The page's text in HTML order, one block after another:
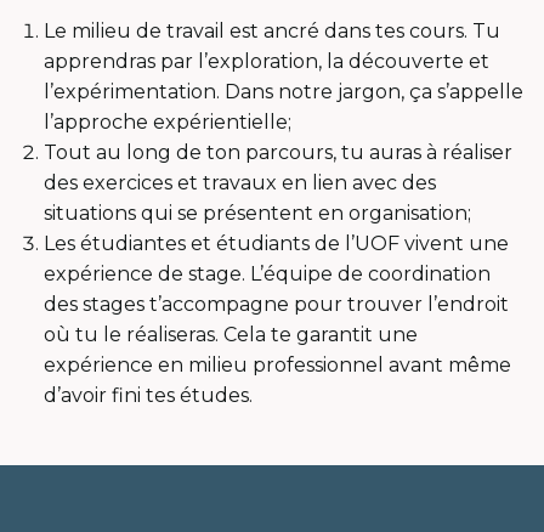
Le milieu de travail est ancré dans tes cours. Tu
apprendras par l’exploration, la découverte et
l’expérimentation. Dans notre jargon, ça s’appelle
l’approche expérientielle;
Tout au long de ton parcours, tu auras à réaliser
des exercices et travaux en lien avec des
situations qui se présentent en organisation;
Les étudiantes et étudiants de l’UOF vivent une
expérience de stage. L’équipe de coordination
des stages t’accompagne pour trouver l’endroit
où tu le réaliseras. Cela te garantit une
expérience en milieu professionnel avant même
d’avoir fini tes études.